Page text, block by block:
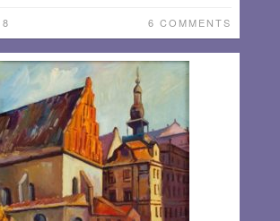
6 COMMENTS